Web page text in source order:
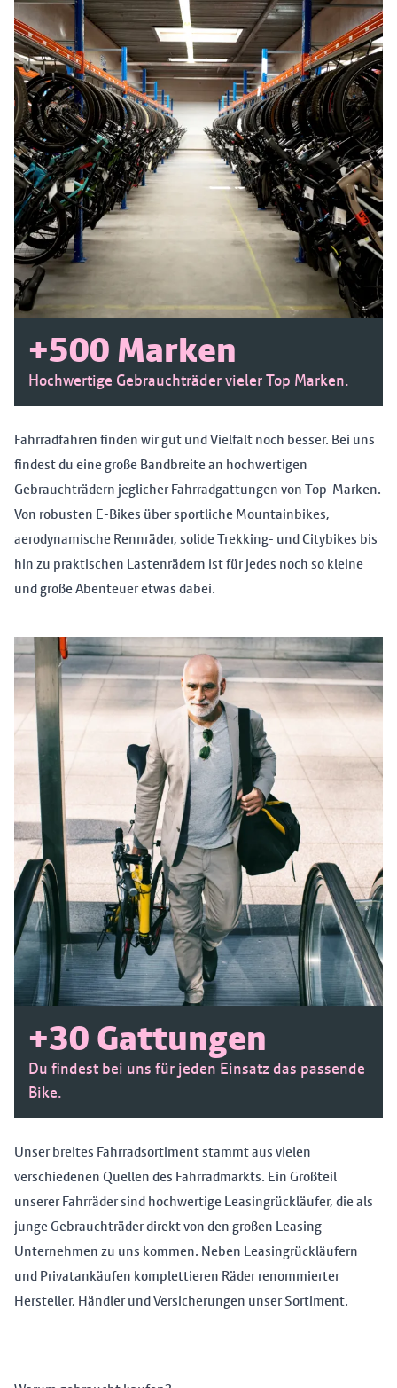
+500 Marken
Hochwertige Gebrauchträder vieler Top Marken.
Fahrradfahren finden wir gut und Vielfalt noch besser. Bei uns
findest du eine große Bandbreite an hochwertigen
Gebrauchträdern jeglicher Fahrradgattungen von Top-Marken.
Von robusten E-Bikes über sportliche Mountainbikes,
aerodynamische Rennräder, solide Trekking- und Citybikes bis
hin zu praktischen Lastenrädern ist für jedes noch so kleine
und große Abenteuer etwas dabei.
+30 Gattungen
Du findest bei uns für jeden Einsatz das passende
Bike.
Unser breites Fahrradsortiment stammt aus vielen
verschiedenen Quellen des Fahrradmarkts. Ein Großteil
unserer Fahrräder sind hochwertige Leasingrückläufer, die als
junge Gebrauchträder direkt von den großen Leasing-
Unternehmen zu uns kommen. Neben Leasingrückläufern
und Privatankäufen komplettieren Räder renommierter
Hersteller, Händler und Versicherungen unser Sortiment.